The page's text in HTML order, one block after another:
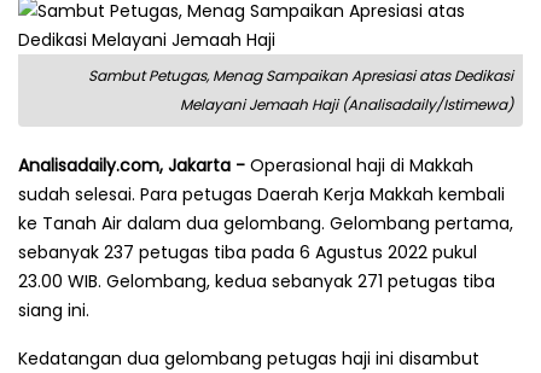
Sambut Petugas, Menag Sampaikan Apresiasi atas Dedikasi
Melayani Jemaah Haji (Analisadaily/Istimewa)
Analisadaily.com, Jakarta - Operasional haji di Makkah
sudah selesai. Para petugas Daerah Kerja Makkah kembali
ke Tanah Air dalam dua gelombang. Gelombang pertama,
sebanyak 237 petugas tiba pada 6 Agustus 2022 pukul
23.00 WIB. Gelombang, kedua sebanyak 271 petugas tiba
siang ini.
Kedatangan dua gelombang petugas haji ini disambut